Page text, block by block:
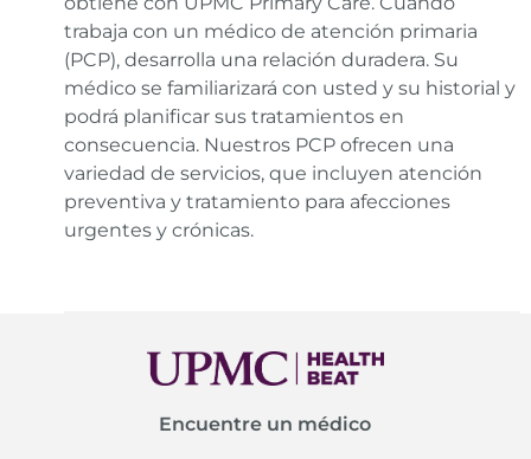
trabaja con un médico de atención primaria
(PCP), desarrolla una relación duradera. Su
médico se familiarizará con usted y su historial y
podrá planificar sus tratamientos en
consecuencia. Nuestros PCP ofrecen una
variedad de servicios, que incluyen atención
preventiva y tratamiento para afecciones
urgentes y crónicas.
Encuentre un médico